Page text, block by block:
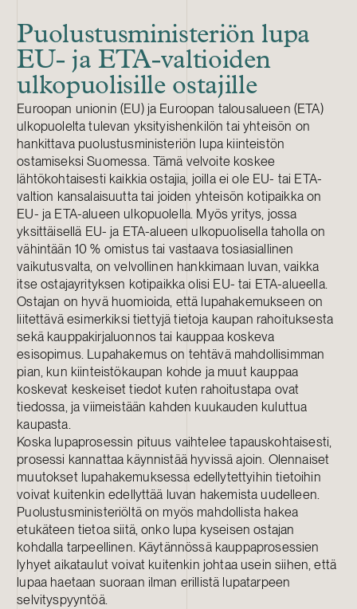
Puolustusministeriön lupa
EU- ja ETA-valtioiden
ulkopuolisille ostajille
Euroopan unionin (EU) ja Euroopan talousalueen (ETA)
ulkopuolelta tulevan yksityishenkilön tai yhteisön on
hankittava puolustusministeriön lupa kiinteistön
ostamiseksi Suomessa. Tämä velvoite koskee
lähtökohtaisesti kaikkia ostajia, joilla ei ole EU- tai ETA-
valtion kansalaisuutta tai joiden yhteisön kotipaikka on
EU- ja ETA-alueen ulkopuolella. Myös yritys, jossa
yksittäisellä EU- ja ETA-alueen ulkopuolisella taholla on
vähintään 10 % omistus tai vastaava tosiasiallinen
vaikutusvalta, on velvollinen hankkimaan luvan, vaikka
itse ostajayrityksen kotipaikka olisi EU- tai ETA-alueella.
Ostajan on hyvä huomioida, että lupahakemukseen on
liitettävä esimerkiksi tiettyjä tietoja kaupan rahoituksesta
sekä kauppakirjaluonnos tai kauppaa koskeva
esisopimus. Lupahakemus on tehtävä mahdollisimman
pian, kun kiinteistökaupan kohde ja muut kauppaa
koskevat keskeiset tiedot kuten rahoitustapa ovat
tiedossa, ja viimeistään kahden kuukauden kuluttua
kaupasta.
Koska lupaprosessin pituus vaihtelee tapauskohtaisesti,
prosessi kannattaa käynnistää hyvissä ajoin. Olennaiset
muutokset lupahakemuksessa edellytettyihin tietoihin
voivat kuitenkin edellyttää luvan hakemista uudelleen.
Puolustusministeriöltä on myös mahdollista hakea
etukäteen tietoa siitä, onko lupa kyseisen ostajan
kohdalla tarpeellinen. Käytännössä kauppaprosessien
lyhyet aikataulut voivat kuitenkin johtaa usein siihen, että
lupaa haetaan suoraan ilman erillistä lupatarpeen
selvityspyyntöä.